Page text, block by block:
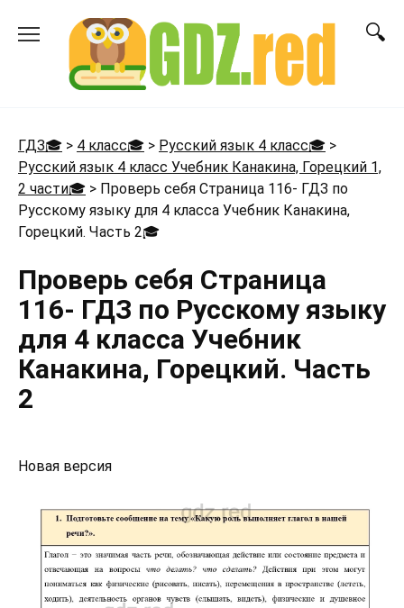
ГДЗ🎓 > 4 класс🎓 > Русский язык 4 класс🎓 >
Русский язык 4 класс Учебник Канакина, Горецкий 1,
2 части🎓 > Проверь себя Страница 116- ГДЗ по
Русскому языку для 4 класса Учебник Канакина,
Горецкий. Часть 2🎓
Проверь себя Страница
116- ГДЗ по Русскому языку
для 4 класса Учебник
Канакина, Горецкий. Часть
2
Новая версия